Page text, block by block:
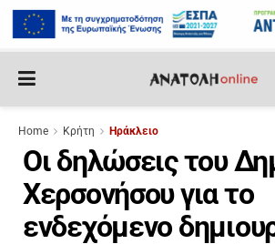
Home Κρήτη Ηράκλειο
Οι δηλώσεις του
Χερσονήσου για το
ενδεχόμενο